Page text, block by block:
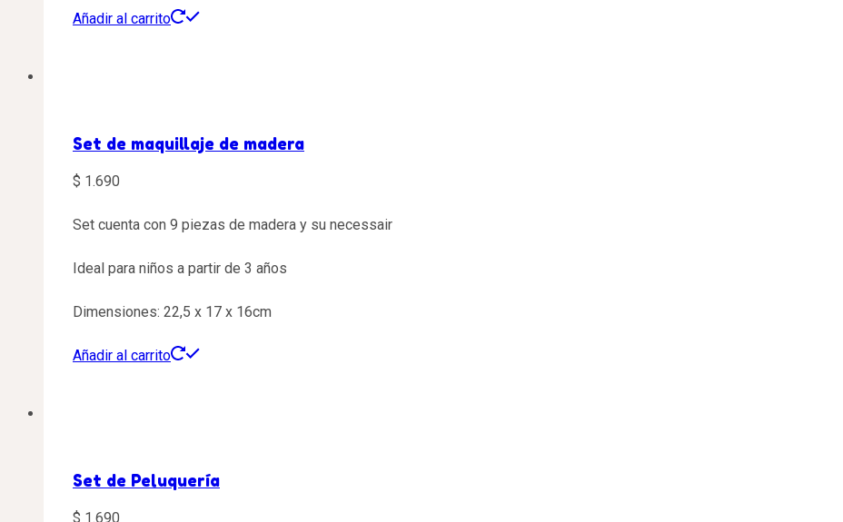
Añadir al carrito
Set de maquillaje de madera
$ 1.690
Set cuenta con 9 piezas de madera y su necessair
Ideal para niños a partir de 3 años
Dimensiones: 22,5 x 17 x 16cm
Añadir al carrito
Set de Peluquería
$ 1.690